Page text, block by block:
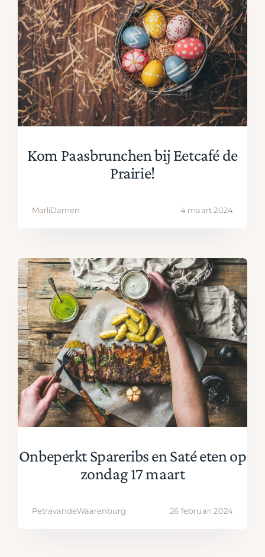
Kom Paasbrunchen bij Eetcafé de
Prairie!
MarliDamen 4 maart 2024
Onbeperkt Spareribs en Saté eten op
zondag 17 maart
PetravandeWaarenburg 26 februari 2024